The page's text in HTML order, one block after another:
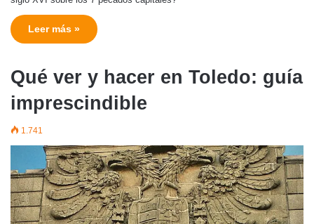
Leer más »
Qué ver y hacer en Toledo: guía
imprescindible
1.741